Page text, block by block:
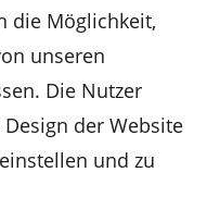
die Möglichkeit,
unseren
Die Nutzer
der Website
und zu